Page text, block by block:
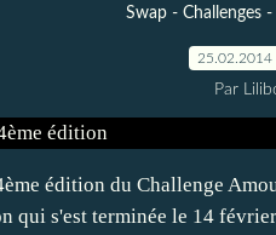
Swap - Challenges
25.02.2014
Par
édition du Challenge
qui s'est terminée le 14